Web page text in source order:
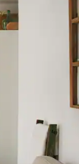
trycka eller svepa.